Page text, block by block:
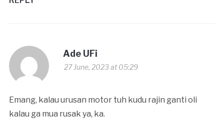
Ade UFi
27 June, 2023 at 05:29
Emang, kalau urusan motor tuh kudu rajin ganti oli
kalau ga mua rusak ya, ka.